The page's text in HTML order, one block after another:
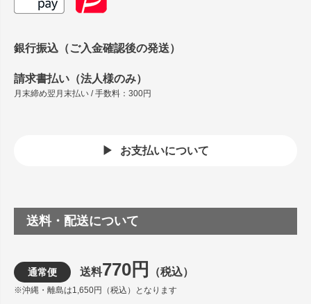
銀行振込（ご入金確認後の発送）
請求書払い（法人様のみ）
月末締め翌月末払い / 手数料：300円
お支払いについて
送料・配送について
通常便 送料770円 （税込）
※沖縄・離島は1,650円（税込）となります